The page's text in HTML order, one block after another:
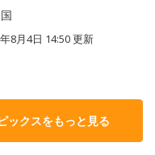
8月4日 14:50更新
ックスをもっと見る